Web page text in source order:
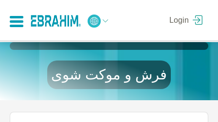
Login
فرش و موکت شوی